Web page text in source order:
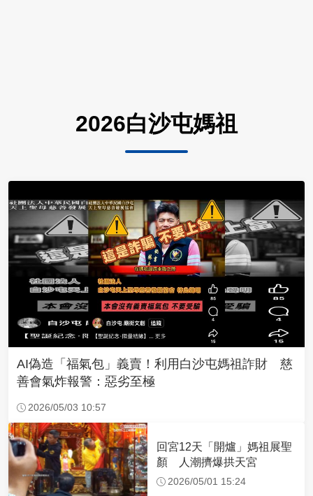
2026白沙屯媽祖
AI偽造「福氣包」義賣！利用白沙屯媽祖詐財 慈
善會氣炸報警：惡劣至極
2026/05/03 10:57
回宮12天「開爐」媽祖展聖
顏 人潮擠爆拱天宮
2026/05/01 15:24